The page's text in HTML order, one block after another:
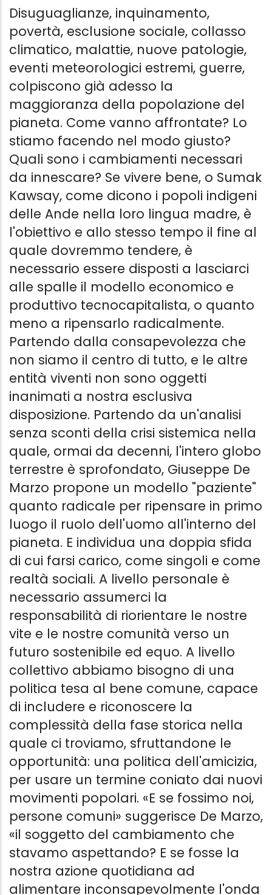
Disuguaglianze, inquinamento,
povertà, esclusione sociale, collasso
climatico, malattie, nuove patologie,
eventi meteorologici estremi, guerre,
colpiscono già adesso la
maggioranza della popolazione del
pianeta. Come vanno affrontate? Lo
stiamo facendo nel modo giusto?
Quali sono i cambiamenti necessari
da innescare? Se vivere bene, o Sumak
Kawsay, come dicono i popoli indigeni
delle Ande nella loro lingua madre, è
l'obiettivo e allo stesso tempo il fine al
quale dovremmo tendere, è
necessario essere disposti a lasciarci
alle spalle il modello economico e
produttivo tecnocapitalista, o quanto
meno a ripensarlo radicalmente.
Partendo dalla consapevolezza che
non siamo il centro di tutto, e le altre
entità viventi non sono oggetti
inanimati a nostra esclusiva
disposizione. Partendo da un'analisi
senza sconti della crisi sistemica nella
quale, ormai da decenni, l'intero globo
terrestre è sprofondato, Giuseppe De
Marzo propone un modello "paziente"
quanto radicale per ripensare in primo
luogo il ruolo dell'uomo all'interno del
pianeta. E individua una doppia sfida
di cui farsi carico, come singoli e come
realtà sociali. A livello personale è
necessario assumerci la
responsabilità di riorientare le nostre
vite e le nostre comunità verso un
futuro sostenibile ed equo. A livello
collettivo abbiamo bisogno di una
politica tesa al bene comune, capace
di includere e riconoscere la
complessità della fase storica nella
quale ci troviamo, sfruttandone le
opportunità: una politica dell'amicizia,
per usare un termine coniato dai nuovi
movimenti popolari. «E se fossimo noi,
persone comuni» suggerisce De Marzo,
«il soggetto del cambiamento che
stavamo aspettando? E se fosse la
nostra azione quotidiana ad
alimentare inconsapevolmente l'onda